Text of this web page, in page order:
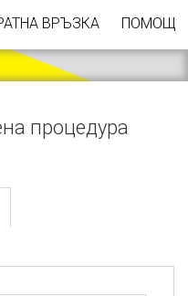
ВРЪЗКА ПОМОЩ
процедура